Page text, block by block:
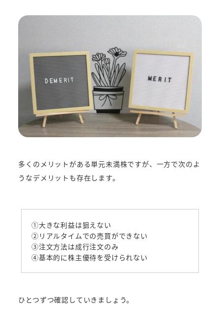
多くのメリットがある単元未満株ですが、一方で次のよ
うなデメリットも存在します。
①大きな利益は狙えない
②リアルタイムでの売買ができない
③注文方法は成行注文のみ
④基本的に株主優待を受けられない
ひとつずつ確認していきましょう。